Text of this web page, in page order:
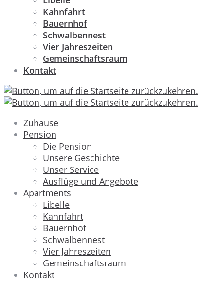
Kahnfahrt
Bauernhof
Schwalbennest
Vier Jahreszeiten
Gemeinschaftsraum
Kontakt
Zuhause
Pension
Die Pension
Unsere Geschichte
Unser Service
Ausflüge und Angebote
Apartments
Libelle
Kahnfahrt
Bauernhof
Schwalbennest
Vier Jahreszeiten
Gemeinschaftsraum
Kontakt